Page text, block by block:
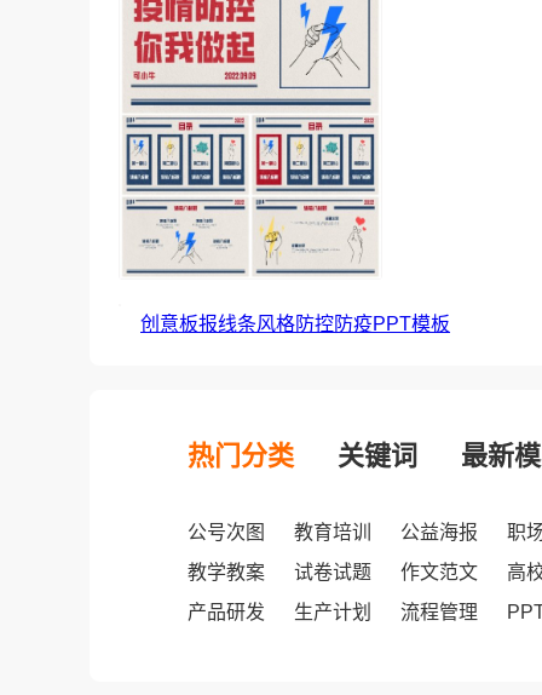
创意板报线条风格防控防疫PPT模板
热门分类 关键词 最新
公号次图 教育培训 公益海报
职
教学教案
试卷试题 作文范文
高
产品研发
生产计划 流程管理